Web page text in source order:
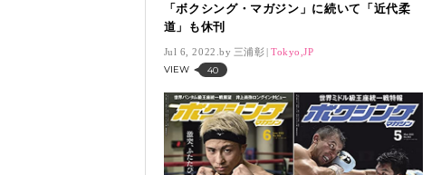
「ボクシング・マガジン」に続いて「近代柔
道」も休刊
Jul 6, 2022. 三浦彰 Tokyo,JP
VIEW 40